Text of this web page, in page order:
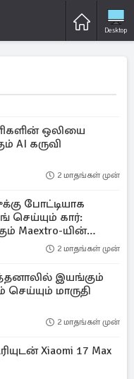
Desktop
ஒலியை
AI கருவி
2 மாதங்கள் முன்
போட்டியாக
செய்யும் கார்:
Maextro-யின்
2 மாதங்கள் முன்
இயங்கும்
மாருதி
2 மாதங்கள் முன்
Xiaomi 17 Max